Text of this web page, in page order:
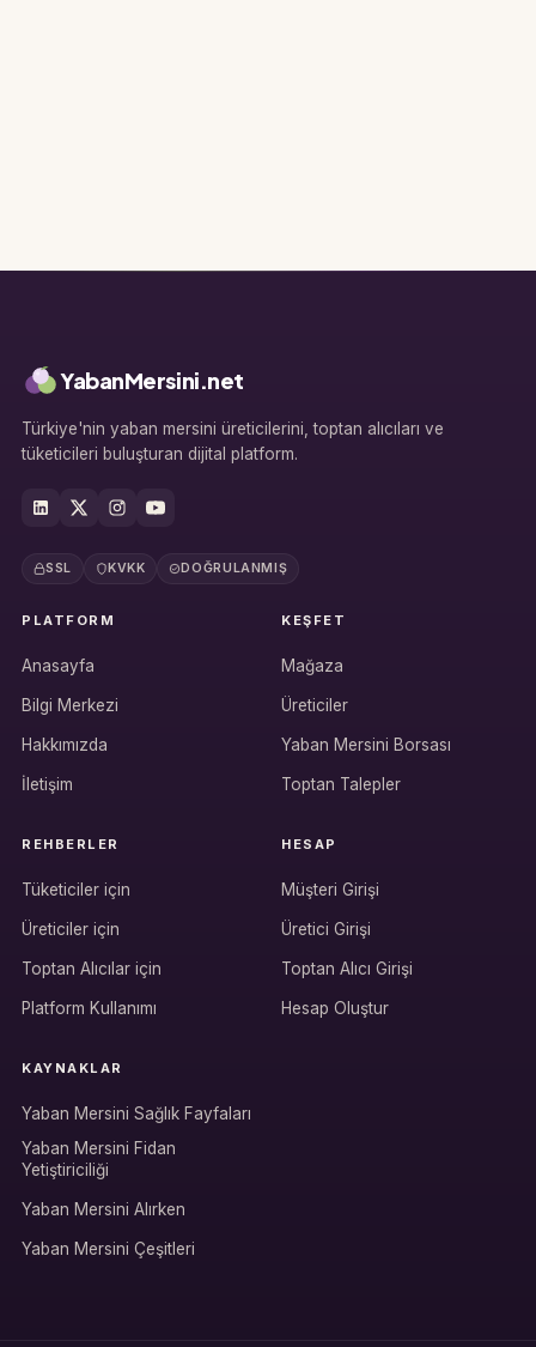
Hesabına giriş yap
Üretici / çiftçi paneli
YabanMersini.net
Türkiye'nin yaban mersini üreticilerini, toptan alıcıları ve
tüketicileri buluşturan dijital platform.
SSL KVKK DOĞRULANMIŞ
PLATFORM
Anasayfa
Bilgi Merkezi
Hakkımızda
İletişim
KEŞFET
Mağaza
Üreticiler
Yaban Mersini Borsası
Toptan Talepler
REHBERLER
Tüketiciler için
Üreticiler için
Toptan Alıcılar için
Platform Kullanımı
HESAP
Müşteri Girişi
Üretici Girişi
Toptan Alıcı Girişi
Hesap Oluştur
KAYNAKLAR
Yaban Mersini Sağlık Fayfaları
Yaban Mersini Fidan
Yetiştiriciliği
Yaban Mersini Alırken
Yaban Mersini Çeşitleri